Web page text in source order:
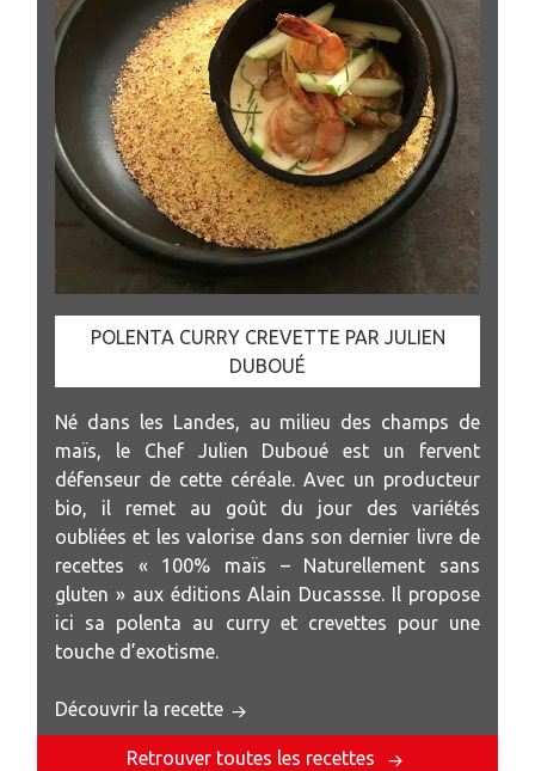
POLENTA CURRY CREVETTE PAR JULIEN
DUBOUÉ
Né dans les Landes, au milieu des champs de
maïs, le Chef Julien Duboué est un fervent
défenseur de cette céréale. Avec un producteur
bio, il remet au goût du jour des variétés
oubliées et les valorise dans son dernier livre de
recettes « 100% maïs – Naturellement sans
gluten » aux éditions Alain Ducassse. Il propose
ici sa polenta au curry et crevettes pour une
touche d’exotisme.
Découvrir la recette
Retrouver toutes les recettes